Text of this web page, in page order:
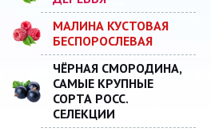
МАЛИНА КУСТОВАЯ
БЕСПОРОСЛЕВАЯ
ЧЁРНАЯ СМОРОДИНА,
САМЫЕ КРУПНЫЕ
СОРТА РОСС.
СЕЛЕКЦИИ